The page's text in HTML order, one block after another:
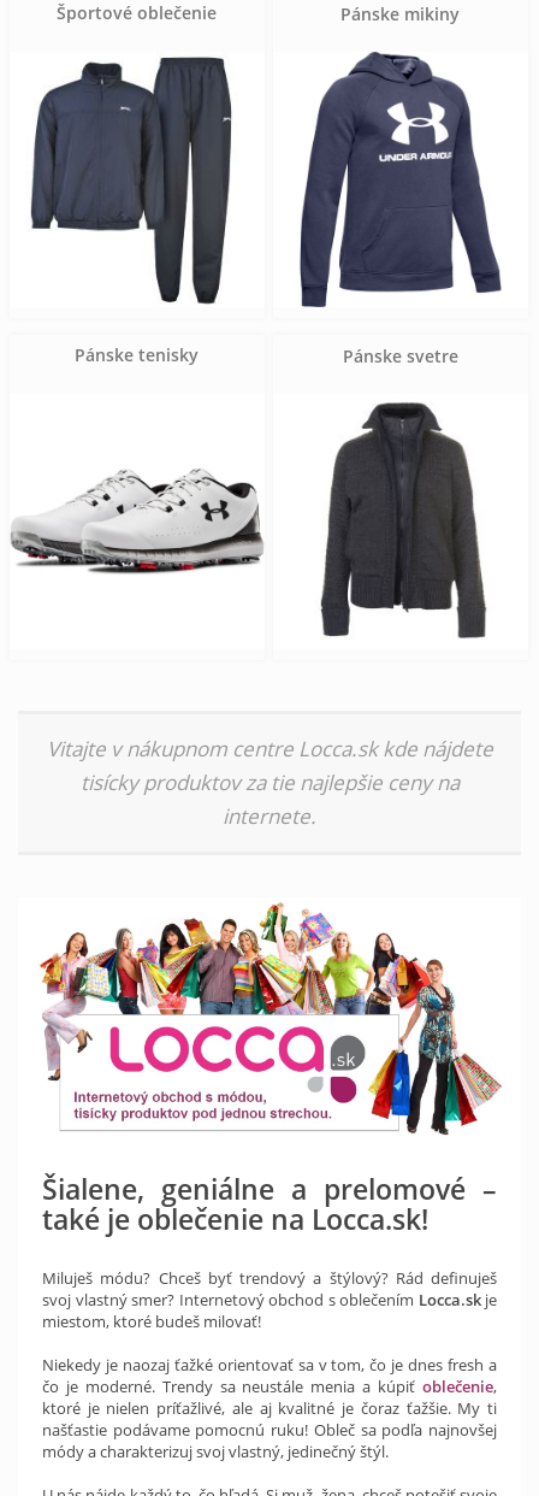
Športové oblečenie Pánske mikiny
Pánske tenisky Pánske svetre
Vitajte v nákupnom centre Locca.sk kde nájdete
tisícky produktov za tie najlepšie ceny na
internete.
Šialene, geniálne a prelomové –
také je oblečenie na Locca.sk!
Miluješ módu? Chceš byť trendový a štýlový? Rád definuješ
svoj vlastný smer? Internetový obchod s oblečením Locca.skje
miestom, ktoré budeš milovať!
Niekedy je naozaj ťažké orientovať sa v tom, čo je dnes fresh a
čo je moderné. Trendy sa neustále menia a kúpiť oblečenie,
ktoré je nielen príťažlivé, ale aj kvalitné je čoraz ťažšie. My ti
našťastie podávame pomocnú ruku! Obleč sa podľa najnovšej
módy a charakterizuj svoj vlastný, jedinečný štýl.